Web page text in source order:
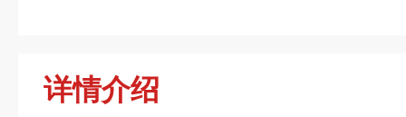
详情介绍